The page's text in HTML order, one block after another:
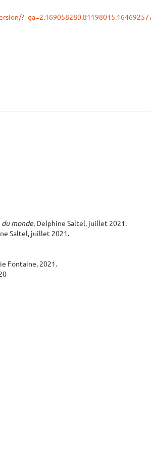
du monde, Delphine Saltel, juillet 2021.
Saltel, juillet 2021.
Fontaine, 2021.